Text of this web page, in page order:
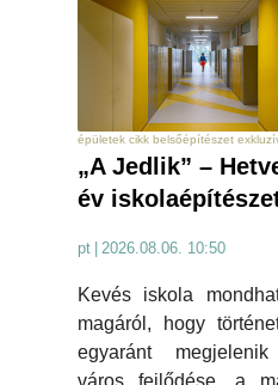
épületek cikk belsőépítészet
„A Jedlik” –
év
pt | 2026.08.06. 10:50
Kevés iskola
magáról, hogy
egyaránt
város fejlődése, a